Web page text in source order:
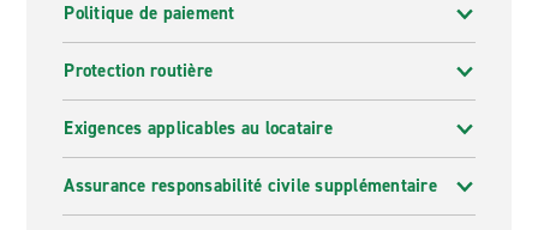
Politique de paiement
Protection routière
Exigences applicables au locataire
Assurance responsabilité civile supplémentaire